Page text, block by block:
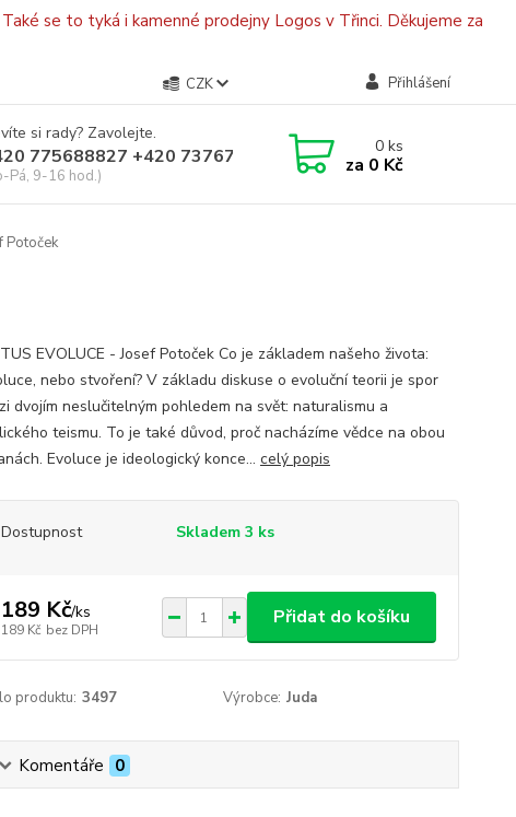
se to tyká i kamenné prodejny Logos v Třinci. Děkujeme za
CZK Přihlášení
si rady? Zavolejte.
775688827 +420 737670415
Pá, 9-16 hod.)
0ks
za 0 Kč
Potoček
EVOLUCE - Josef Potoček Co je základem našeho života:
nebo stvoření? V základu diskuse o evoluční teorii je spor
dvojím neslučitelným pohledem na svět: naturalismu a
teismu. To je také důvod, proč nacházíme vědce na obou
Evoluce je ideologický konce... celý popis
Dostupnost Skladem 3 ks
189 Kč/ks
189 Kč bez DPH
Přidat do košíku
produktu: 3497 Výrobce: Juda
Komentáře 0